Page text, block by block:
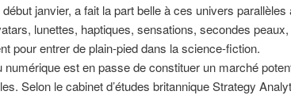
début janvier, a fait la part belle à ces univers
lunettes, haptiques, sensations, secondes
pour entrer de plain-pied dans la science-fiction.
numérique est en passe de constituer un marché
Selon le cabinet d’études britannique Strategy